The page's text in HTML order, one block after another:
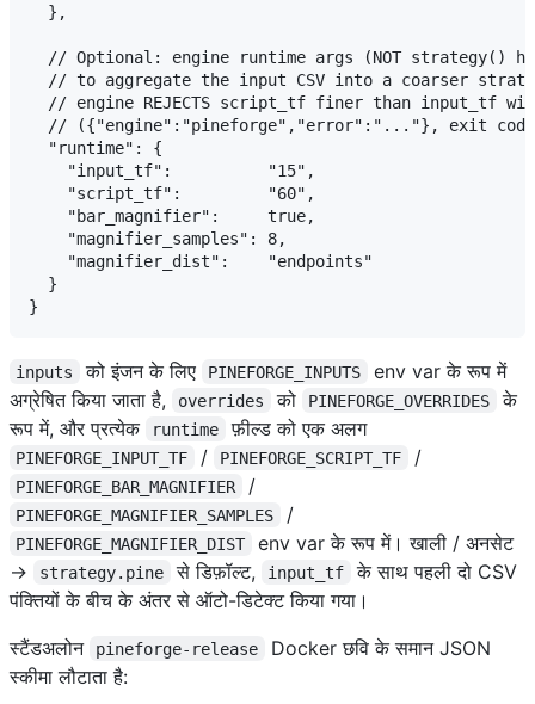
  },
// Optional: engine runtime args (NOT strategy()
// to aggregate the input CSV into a coarser
// engine REJECTS script_tf finer than input_tf
// ({"engine":"pineforge","error":"..."}, exit
  "runtime": {
    "input_tf":          "15",
    "script_tf":         "60",
    "bar_magnifier":     true,
    "magnifier_samples": 8,
    "magnifier_dist":    "endpoints"
  }
inputs को इंजन के लिए PINEFORGE_INPUTS
env var के रूप में
अग्रेषित किया जाता है,
overrides को PINEFORGE_OVERRIDES
के
रूप में, और प्रत्येक
runtime फ़ील्ड को एक अलग
PINEFORGE_INPUT_TF / PINEFORGE_SCRIPT_TF /
PINEFORGE_BAR_MAGNIFIER /
PINEFORGE_MAGNIFIER_SAMPLES /
PINEFORGE_MAGNIFIER_DIST
env var के रूप में। खाली / अनसेट
→
strategy.pine से डिफ़ॉल्ट, input_tf
के साथ पहली दो CSV
पंक्तियों के बीच के अंतर से ऑटो-डिटेक्ट किया गया।
स्टैंडअलोन
pineforge-release
Docker छवि के समान JSON
स्कीमा लौटाता है: